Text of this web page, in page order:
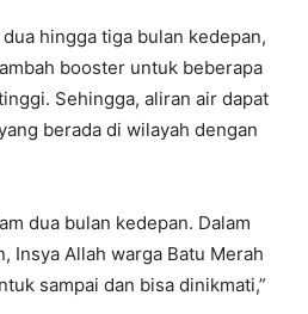
hingga tiga bulan kedepan,
booster untuk beberapa
Sehingga, aliran air dapat
berada di wilayah dengan
dua bulan kedepan. Dalam
Insya Allah warga Batu Merah
sampai dan bisa dinikmati,”